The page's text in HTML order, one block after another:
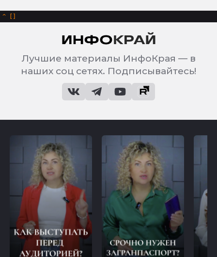
^
Лучшие материалы ИнфоКрая — в
наших соц сетях. Подписывайтесь!